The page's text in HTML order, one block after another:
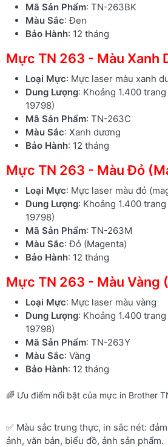
Mã Sản Phẩm: TN-263BK
Màu Sắc: Đen
Bảo Hành: 12 tháng
Mực TN 263 - Màu Xanh
Loại Mực: Mực laser màu xanh
Dung Lượng: Khoảng 1.400
19798)
Mã Sản Phẩm: TN-263C
Màu Sắc: Xanh dương
Bảo Hành: 12 tháng
Mực TN 263 - Màu Đỏ
Loại Mực: Mực laser màu đỏ
Dung Lượng: Khoảng 1.400
19798)
Mã Sản Phẩm: TN-263M
Màu Sắc: Đỏ (Magenta)
Bảo Hành: 12 tháng
Mực TN 263 - Màu Vàng
Loại Mực: Mực laser màu vàng
Dung Lượng: Khoảng 1.400
19798)
Mã Sản Phẩm: TN-263Y
Màu Sắc: Vàng
Bảo Hành: 12 tháng
🌈 Ưu điểm nổi bật của mực in Brother
✅ Màu sắc trung thực, in sắc nét:
ảnh, văn bản, biểu đồ, ảnh sản phẩm.